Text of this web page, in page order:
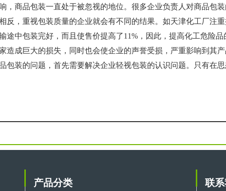
，商品包装一直处于被忽视的地位。很多企业负责人对商品包
反，重视包装质量的企业就会有不同的结果。如天津化工厂注
途中包装完好，而且使售价提高了11%，因此，提高化工危险
造成巨大的损失，同时也会使企业的声誉受损，严重影响到其产
包装的问题，首先需要解决企业轻视包装的认识问题。只有在
产品分类 联系